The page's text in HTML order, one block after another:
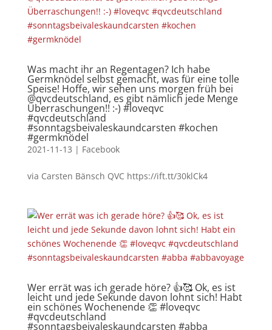
Was macht ihr an Regentagen? Ich habe
Germknödel selbst gemacht, was für eine tolle
Speise! Hoffe, wir sehen uns morgen früh bei
@qvcdeutschland, es gibt nämlich jede Menge
Überraschungen!! :-) #loveqvc
#qvcdeutschland
#sonntagsbeivaleskaundcarsten #kochen
#germknödel
2021-11-13 | Facebook
via Carsten Bänsch QVC https://ift.tt/30klCk4
Wer errät was ich gerade höre? 👍🥰 Ok, es ist
leicht und jede Sekunde davon lohnt sich! Habt
ein schönes Wochenende 👏 #loveqvc
#qvcdeutschland
#sonntagsbeivaleskaundcarsten #abba